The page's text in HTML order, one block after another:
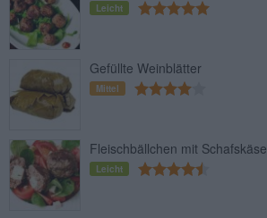
Leicht
Gefüllte Weinblätter
Mittel
Fleischbällchen mit Schafskäse
Leicht